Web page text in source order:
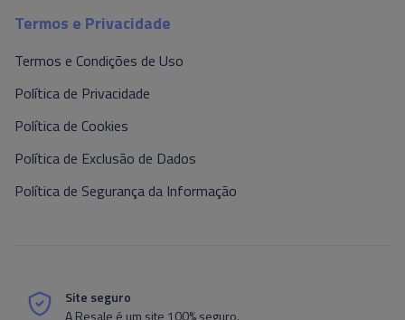
Termos e Privacidade
Termos e Condições de Uso
Política de Privacidade
Política de Cookies
Política de Exclusão de Dados
Política de Segurança da Informação
Site seguro
A Resale é um site 100% seguro.